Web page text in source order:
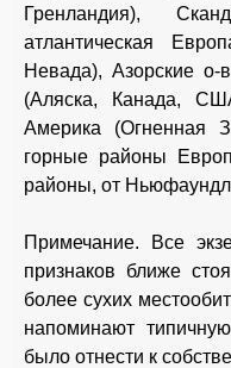
Гренландия),
атлантическая
Невада), Азорские
(Аляска, Канада,
Америка (Огненная
горные районы
районы, от
Примечание. Все
признаков ближе
более сухих
напоминают
было отнести к